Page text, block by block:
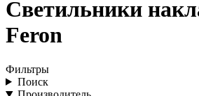
Светильники
Feron
Фильтры
Поиск